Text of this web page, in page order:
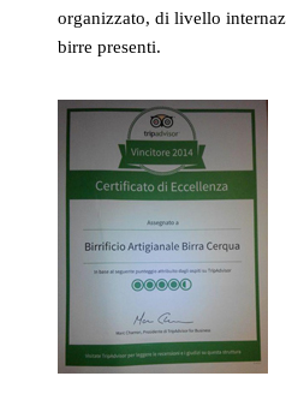
organizzato, di livello
birre presenti.